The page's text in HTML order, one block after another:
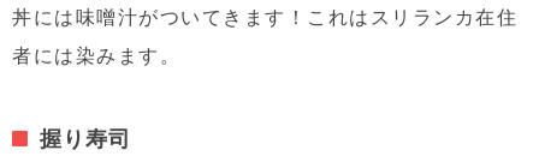
丼には味噌汁がついてきます！これはスリランカ在住
者には染みます。
握り寿司